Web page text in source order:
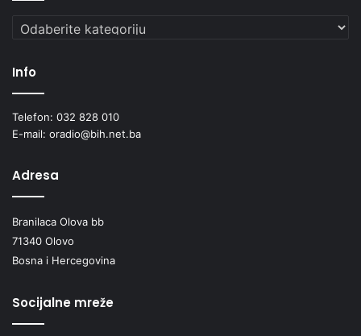
Kategorije
Info
Telefon: 032 828 010
E-mail: oradio@bih.net.ba
Adresa
Branilaca Olova bb
71340 Olovo
Bosna i Hercegovina
Socijalne mreže